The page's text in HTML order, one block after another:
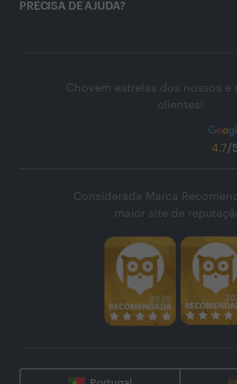
PRECISA DE AJUDA?
Chovem estrelas dos nossos e
clientes!
4.7/
Considerada Marca
maior site de